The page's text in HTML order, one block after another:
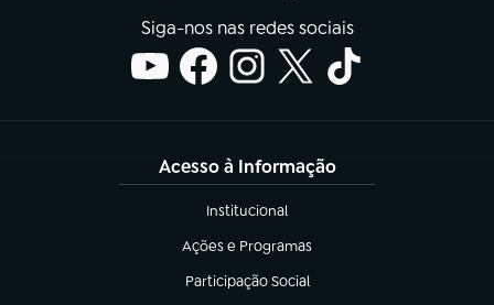
Siga-nos nas redes sociais
Acesso à Informação
Institucional
(abre em nova aba)
Ações e Programas
(abre em nova aba)
Participação Social
(abre em nova aba)